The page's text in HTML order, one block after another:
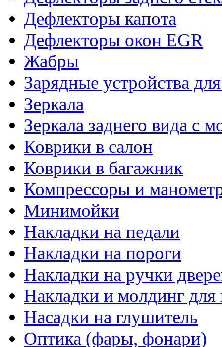
Дефлекторы капота
Дефлекторы окон EGR
Жабры
Зарядные устройства
Зеркала
Зеркала заднего вида с
Коврики в салон
Коврики в багажник
Компрессоры и
Минимойки
Накладки на педали
Накладки на пороги
Накладки на ручки
Накладки и молдинг для
Насадки на глушитель
Оптика (фары, фонари)